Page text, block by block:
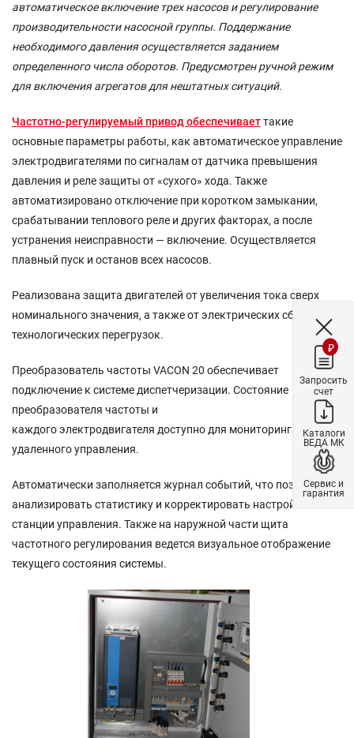
автоматическое включение трех насосов и регулирование
производительности насосной группы. Поддержание
необходимого давления осуществляется заданием
определенного числа оборотов. Предусмотрен ручной режим
для включения агрегатов для нештатных ситуаций.
Частотно-регулируемый привод обеспечиваеттакие
основные параметры работы, как автоматическое управление
электродвигателями по сигналам от датчика превышения
давления и реле защиты от «сухого» хода. Также
автоматизировано отключение при коротком замыкании,
срабатывании теплового реле и других факторах, а после
устранения неисправности — включение. Осуществляется
плавный пуск и останов всех насосов.
Реализована защита двигателей от увеличения тока сверх
номинального значения, а также от электрических сбоев или
технологических перегрузок.
Преобразователь частоты VACON 20 обеспечивает
подключение к системе диспетчеризации. Состояние
преобразователя частоты и
каждого электродвигателя доступно для мониторинга и
удаленного управления.
Автоматически заполняется журнал событий, что позволяет
анализировать статистику и корректировать настройки
станции управления. Также на наружной части щита
частотного регулирования ведется визуальное отображение
текущего состояния системы.
₽
Запросить
счет
Каталоги
ВЕДА МК
Сервис и
гарантия